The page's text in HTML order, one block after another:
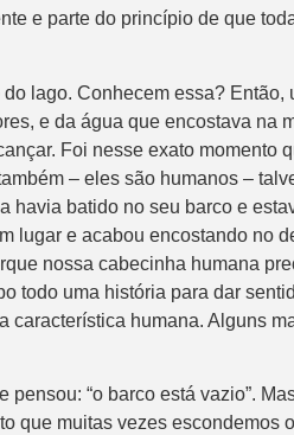
e parte do princípio de que
lago. Conhecem essa?
e da água que encostava
Foi nesse exato momento
– eles são humanos –
batido no seu barco e
e acabou encostando no
nossa cabecinha humana
todo uma história para dar
humana. Alguns
“o barco está vazio”.
muitas vezes escondemos